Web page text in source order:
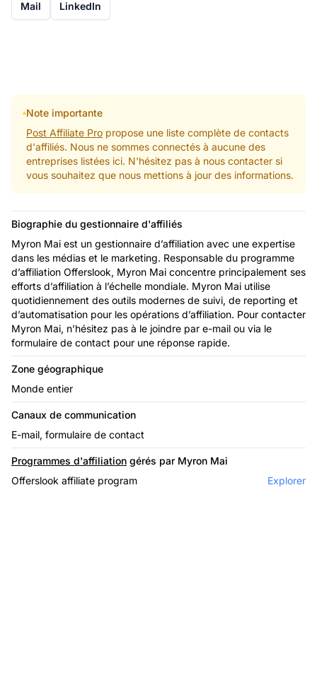
Mail LinkedIn
Note importante
Post Affiliate Pro propose une liste complète de contacts
d'affiliés. Nous ne sommes connectés à aucune des
entreprises listées ici. N'hésitez pas à nous contacter si
vous souhaitez que nous mettions à jour des informations.
Biographie du gestionnaire d'affiliés
Myron Mai est un gestionnaire d’affiliation avec une expertise
dans les médias et le marketing. Responsable du programme
d’affiliation Offerslook, Myron Mai concentre principalement ses
efforts d’affiliation à l’échelle mondiale. Myron Mai utilise
quotidiennement des outils modernes de suivi, de reporting et
d’automatisation pour les opérations d’affiliation. Pour contacter
Myron Mai, n’hésitez pas à le joindre par e-mail ou via le
formulaire de contact pour une réponse rapide.
Zone géographique
Monde entier
Canaux de communication
E-mail, formulaire de contact
Programmes d'affiliation gérés par Myron Mai
Offerslook affiliate program
Explorer